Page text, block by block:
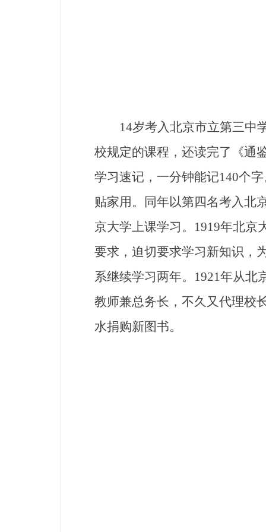
14岁考入北京市立第三中学
校规定的课程，还读完了《通
学习速记，一分钟能记140个
贴家用。同年以第四名考入北
京大学上课学习。1919年北京
要求，迫切要求学习新知识，
系继续学习两年。1921年从北
教师兼总务长，不久又代理校
水捐购新图书。